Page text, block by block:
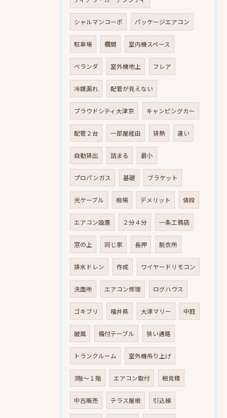
シャルマンコーポ パッケージエアコン
駐車場 欄間 室内機スペース
ベランダ 室外機地上 フレア
冷媒漏れ 配管が見えない
プラウドシティ大津京 キャンピングカー
配管２台 一部屋経由 排熱 違い
自動排出 詰まる 最小
プロパンガス 基礎 ブラケット
光ケーブル 相場 デメリット 値段
エアコン設置 ２分４分 一条工務店
窓の上 同じ家 長押 脱衣所
排水ドレン 作成 ワイヤードリモコン
洗面所 エアコン修理 ログハウス
ゴキブリ 福井県 大津マリー 中庭
破風 備付テーブル 狭い通路
トランクルーム 室外機吊り上げ
3階～１階 エアコン取付 相見積
中古販売 テラス屋根 引込線